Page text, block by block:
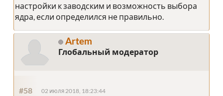
настройки к заводским и возможность выбора
ядра, если определился не правильно.
Artem
Глобальный модератор
#58 02 июля 2018, 18:23:44